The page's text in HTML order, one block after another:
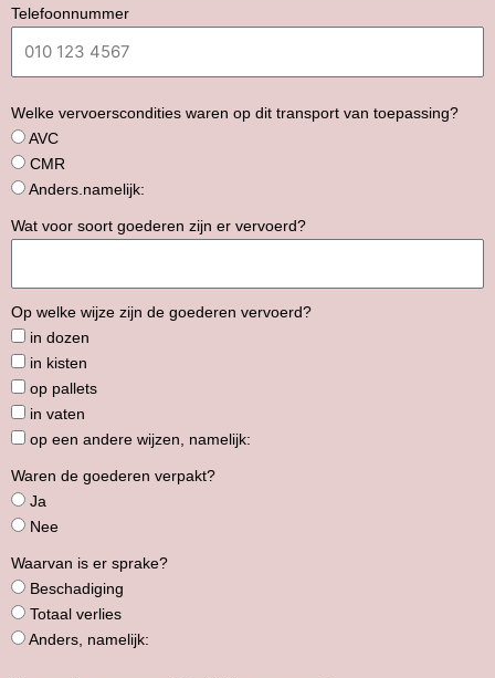
Telefoonnummer
Welke vervoerscondities waren op dit transport van toepassing?
AVC
CMR
Anders.namelijk:
Wat voor soort goederen zijn er vervoerd?
Op welke wijze zijn de goederen vervoerd?
in dozen
in kisten
op pallets
in vaten
op een andere wijzen, namelijk:
Waren de goederen verpakt?
Ja
Nee
Waarvan is er sprake?
Beschadiging
Totaal verlies
Anders, namelijk: